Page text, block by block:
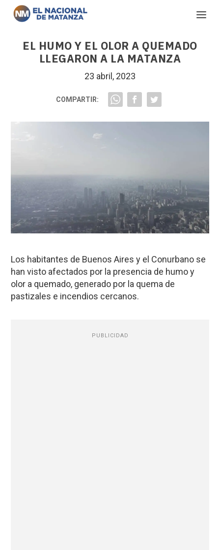
EL HUMO Y EL OLOR A QUEMADO
LLEGARON A LA MATANZA
23 abril, 2023
COMPARTIR:
Los habitantes de Buenos Aires y el Conurbano se
han visto afectados por la presencia de humo y
olor a quemado, generado por la quema de
pastizales e incendios cercanos.
PUBLICIDAD